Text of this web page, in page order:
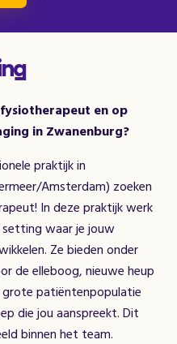
en op
in Zwanenburg?
praktijk in
Amsterdam) zoeken
In deze praktijk werk
setting waar je jouw
Ze bieden onder
de elleboog, nieuwe heup
grote patiëntenpopulatie
die jou aanspreekt. Dit
binnen het team.